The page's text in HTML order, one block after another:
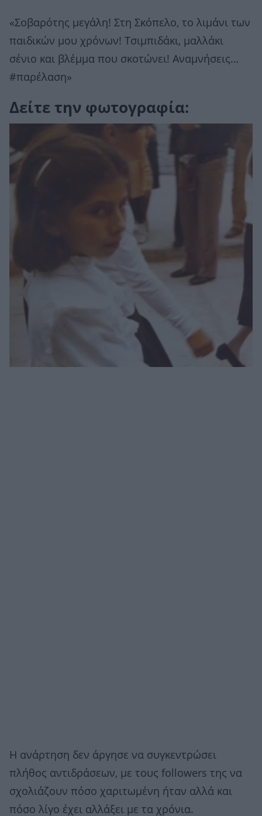
«Σοβαρότης μεγάλη! Στη Σκόπελο, το λιμάνι των
παιδικών μου χρόνων! Τσιμπιδάκι, μαλλάκι
σένιο και βλέμμα που σκοτώνει! Αναμνήσεις…
#παρέλαση»
Δείτε την φωτογραφία:
Η ανάρτηση δεν άργησε να συγκεντρώσει
πλήθος αντιδράσεων, με τους followers της να
σχολιάζουν πόσο χαριτωμένη ήταν αλλά και
πόσο λίγο έχει αλλάξει με τα χρόνια.